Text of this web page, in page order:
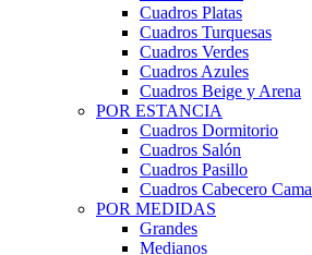
Cuadros Platas
Cuadros Turquesas
Cuadros Verdes
Cuadros Azules
Cuadros Beige y Arena
POR ESTANCIA
Cuadros Dormitorio
Cuadros Salón
Cuadros Pasillo
Cuadros Cabecero Cama
POR MEDIDAS
Grandes
Medianos